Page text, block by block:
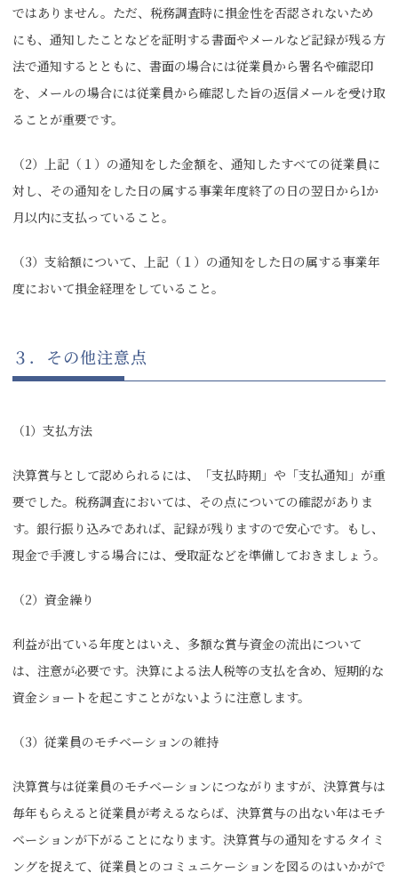
ではありません。ただ、税務調査時に損金性を否認されないため
にも、通知したことなどを証明する書面やメールなど記録が残る方
法で通知するとともに、書面の場合には従業員から署名や確認印
を、メールの場合には従業員から確認した旨の返信メールを受け取
ることが重要です。
（2）上記（１）の通知をした金額を、通知したすべての従業員に
対し、その通知をした日の属する事業年度終了の日の翌日から1か
月以内に支払っていること。
（3）支給額について、上記（１）の通知をした日の属する事業年
度において損金経理をしていること。
３．その他注意点
（1）支払方法
決算賞与として認められるには、「支払時期」や「支払通知」が重
要でした。税務調査においては、その点についての確認がありま
す。銀行振り込みであれば、記録が残りますので安心です。もし、
現金で手渡しする場合には、受取証などを準備しておきましょう。
（2）資金繰り
利益が出ている年度とはいえ、多額な賞与資金の流出について
は、注意が必要です。決算による法人税等の支払を含め、短期的な
資金ショートを起こすことがないように注意します。
（3）従業員のモチベーションの維持
決算賞与は従業員のモチベーションにつながりますが、決算賞与は
毎年もらえると従業員が考えるならば、決算賞与の出ない年はモチ
ベーションが下がることになります。決算賞与の通知をするタイミ
ングを捉えて、従業員とのコミュニケーションを図るのはいかがで